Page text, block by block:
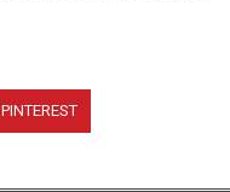
PINTEREST